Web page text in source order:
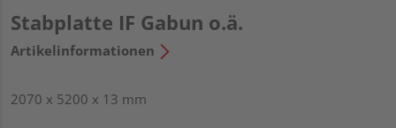
Stabplatte IF Gabun o.ä.
Artikelinformationen
2070 x 5200 x 13 mm